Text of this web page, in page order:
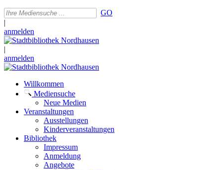
GO
|
anmelden
|
anmelden
Willkommen
Mediensuche
Neue Medien
Veranstaltungen
Ausstellungen
Kinderveranstaltungen
Bibliothek
Impressum
Anmeldung
Angebote